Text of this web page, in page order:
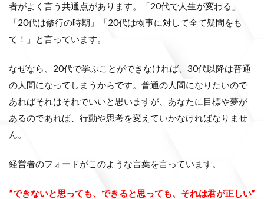
者がよく言う共通点があります。「20代で人生が変わる」
「20代は修行の時期」「20代は物事に対して全て疑問をも
て！」と言っています。
なぜなら、20代で学ぶことができなければ、30代以降は普通
の人間になってしまうからです。普通の人間になりたいので
あればそれはそれでいいと思いますが、あなたに目標や夢が
あるのであれば、行動や思考を変えていかなければなりませ
ん。
経営者のフォードがこのような言葉を言っています。
”できないと思っても、できると思っても、それは君が正しい”